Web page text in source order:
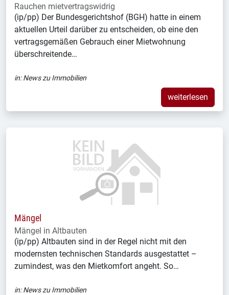
Rauchen mietvertragswidrig
(ip/pp) Der Bundesgerichtshof (BGH) hatte in einem
aktuellen Urteil darüber zu entscheiden, ob eine den
vertragsgemäßen Gebrauch einer Mietwohnung
überschreitende…
in:News zu Immobilien
weiterlesen
Mängel
Mängel in Altbauten
(ip/pp) Altbauten sind in der Regel nicht mit den
modernsten technischen Standards ausgestattet –
zumindest, was den Mietkomfort angeht. So…
in:News zu Immobilien